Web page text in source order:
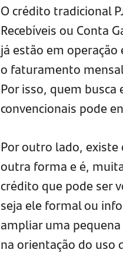
O crédito tradicional
Recebíveis ou Conta
já estão em
o faturamento
Por isso, quem
convencionais pode
Por outro lado,
outra forma e é,
crédito que pode ser
seja ele formal ou
ampliar uma
na orientação do uso